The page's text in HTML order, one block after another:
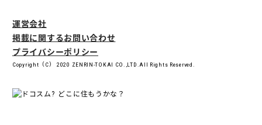
運営会社
掲載に関するお問い合わせ
プライバシーポリシー
Copyright（C） 2020 ZENRIN-TOKAI CO.,LTD.All Rights Reserved.
どこに住もうかな？